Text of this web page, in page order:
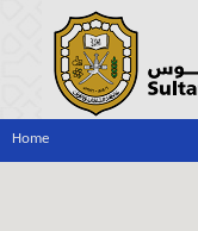
Home